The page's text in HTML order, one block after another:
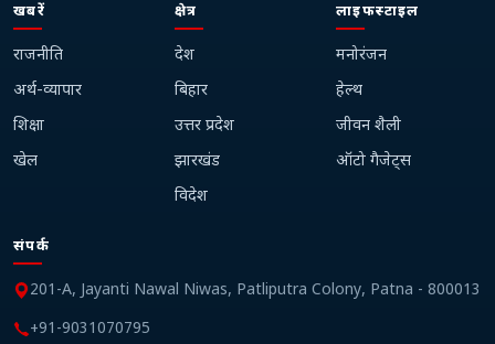
खबरें
राजनीति
अर्थ-व्यापार
शिक्षा
खेल
क्षेत्र
देश
बिहार
उत्तर प्रदेश
झारखंड
विदेश
लाइफस्टाइल
मनोरंजन
हेल्थ
जीवन शैली
ऑटो गैजेट्स
संपर्क
201-A, Jayanti Nawal Niwas, Patliputra Colony, Patna - 800013
+91-9031070795